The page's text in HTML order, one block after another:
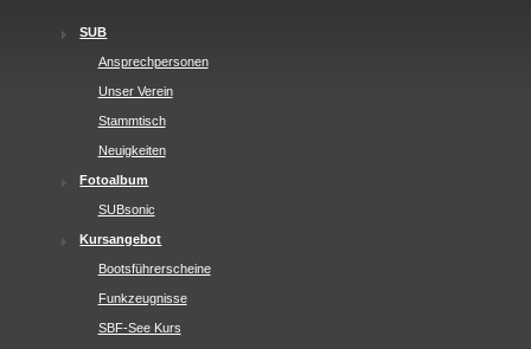
SUB
Ansprechpersonen
Unser Verein
Stammtisch
Neuigkeiten
Fotoalbum
SUBsonic
Kursangebot
Bootsführerscheine
Funkzeugnisse
SBF-See Kurs